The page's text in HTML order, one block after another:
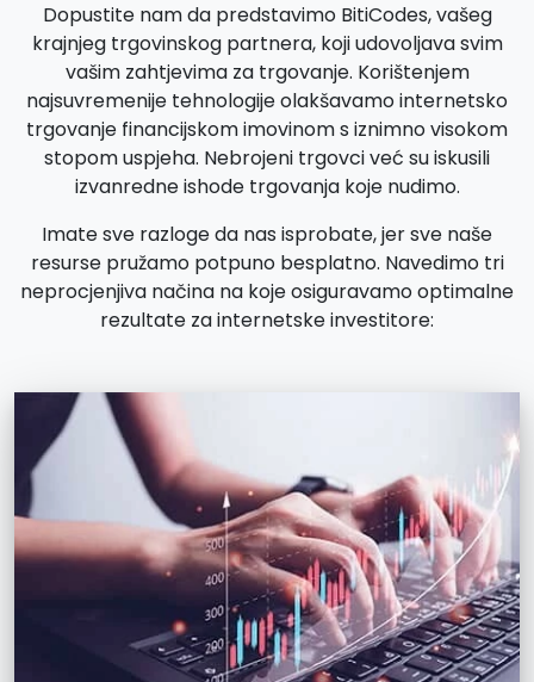
Dopustite nam da predstavimo BitiCodes, vašeg
krajnjeg trgovinskog partnera, koji udovoljava svim
vašim zahtjevima za trgovanje. Korištenjem
najsuvremenije tehnologije olakšavamo internetsko
trgovanje financijskom imovinom s iznimno visokom
stopom uspjeha. Nebrojeni trgovci već su iskusili
izvanredne ishode trgovanja koje nudimo.
Imate sve razloge da nas isprobate, jer sve naše
resurse pružamo potpuno besplatno. Navedimo tri
neprocjenjiva načina na koje osiguravamo optimalne
rezultate za internetske investitore: